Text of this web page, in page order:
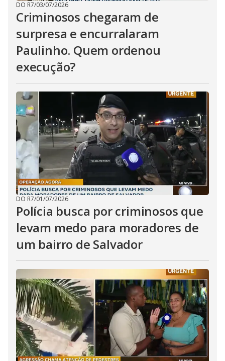
DO R7/03/07/2026
Criminosos chegaram de
surpresa e encurralaram
Paulinho. Quem ordenou
execução?
DO R7/01/07/2026
Polícia busca por criminosos que
levam medo para moradores de
um bairro de Salvador